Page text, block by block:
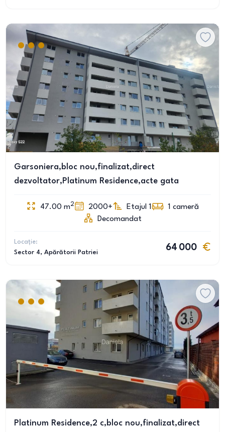
Garsoniera,bloc nou,finalizat,direct
dezvoltator,Platinum Residence,acte gata
47.00 m2 2000+ Etajul 1 1 cameră
Decomandat
Locație:
Sector 4, Apărătorii Patriei
64 000
Platinum Residence,2 c,bloc nou,finalizat,direct